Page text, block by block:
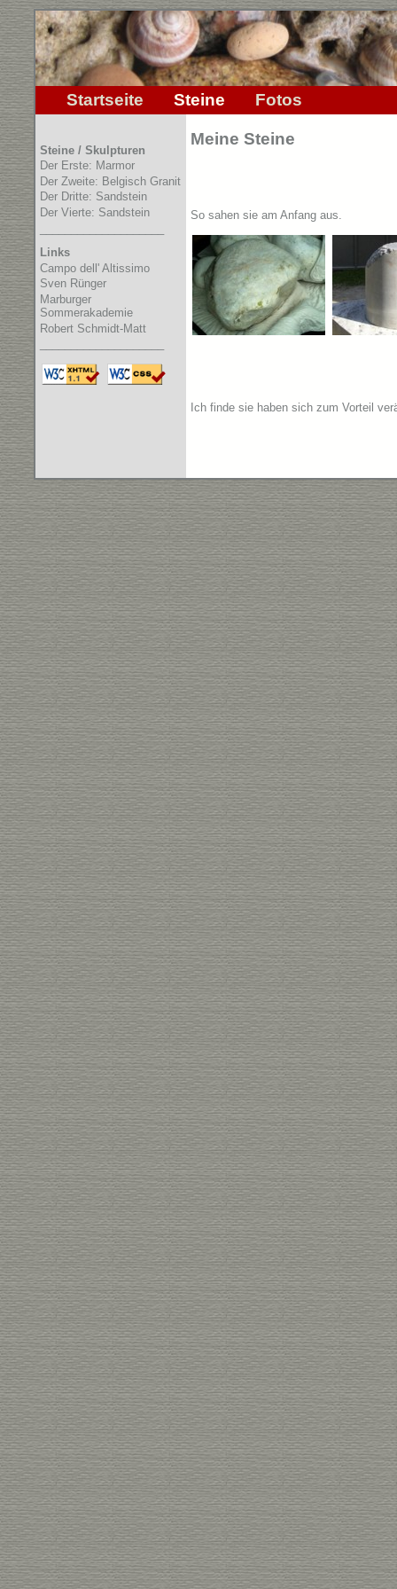
Startseite Steine Fotos
Steine / Skulpturen
Der Erste: Marmor
Der Zweite: Belgisch Granit
Der Dritte: Sandstein
Der Vierte: Sandstein
Links
Campo dell' Altissimo
Sven Rünger
Marburger
Sommerakademie
Robert Schmidt-Matt
Meine Steine
So sahen sie am Anfang aus.
Ich finde sie haben sich zum Vorteil